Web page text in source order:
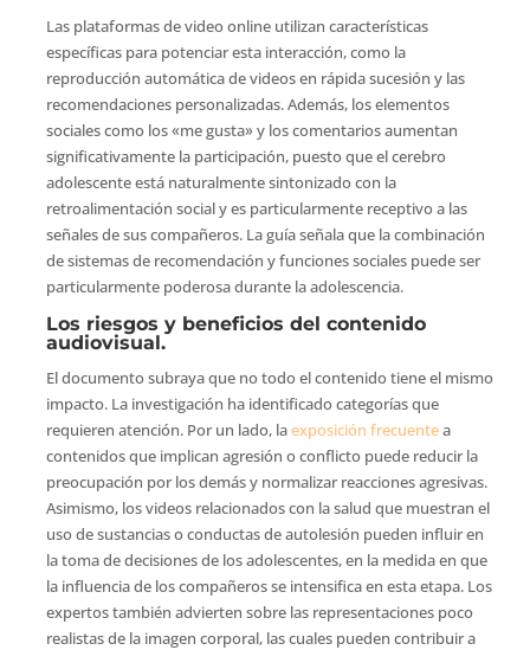
Las plataformas de video online utilizan características
específicas para potenciar esta interacción, como la
reproducción automática de videos en rápida sucesión y las
recomendaciones personalizadas. Además, los elementos
sociales como los «me gusta» y los comentarios aumentan
significativamente la participación, puesto que el cerebro
adolescente está naturalmente sintonizado con la
retroalimentación social y es particularmente receptivo a las
señales de sus compañeros. La guía señala que la combinación
de sistemas de recomendación y funciones sociales puede ser
particularmente poderosa durante la adolescencia.
Los riesgos y beneficios del contenido
audiovisual.
El documento subraya que no todo el contenido tiene el mismo
impacto. La investigación ha identificado categorías que
requieren atención. Por un lado, laexposición frecuentea
contenidos que implican agresión o conflicto puede reducir la
preocupación por los demás y normalizar reacciones agresivas.
Asimismo, los videos relacionados con la salud que muestran el
uso de sustancias o conductas de autolesión pueden influir en
la toma de decisiones de los adolescentes, en la medida en que
la influencia de los compañeros se intensifica en esta etapa. Los
expertos también advierten sobre las representaciones poco
realistas de la imagen corporal, las cuales pueden contribuir a